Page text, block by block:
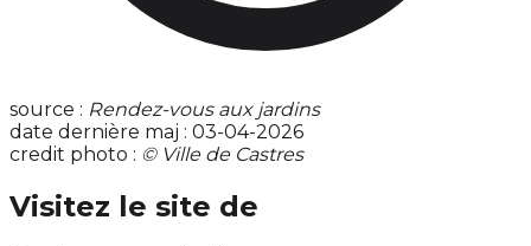
source : Rendez-vous aux jardins
date dernière maj : 03-04-2026
credit photo : © Ville de Castres
Visitez le site de